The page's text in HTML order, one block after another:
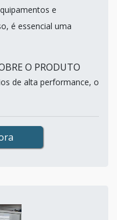
e
é essencial uma
O PRODUTO
de alta performance, o